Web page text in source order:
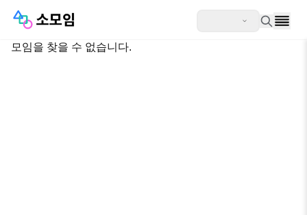
모임을 찾을 수 없습니다.